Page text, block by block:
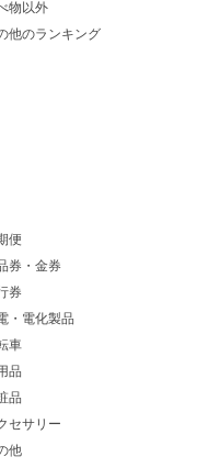
物以外
他のランキング
便
券・金券
券
・電化製品
車
品
品
セサリー
他